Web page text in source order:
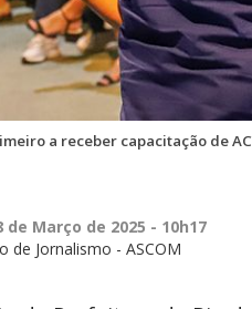
a receber capacitação de
de Março de 2025 - 10h17
de Jornalismo - ASCOM